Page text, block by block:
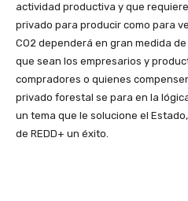
actividad productiva y que
privado para producir como para
CO2 dependerá en gran medida
que sean los empresarios y
compradores o quienes
privado forestal se para en la
un tema que le solucione el
de REDD+ un éxito.